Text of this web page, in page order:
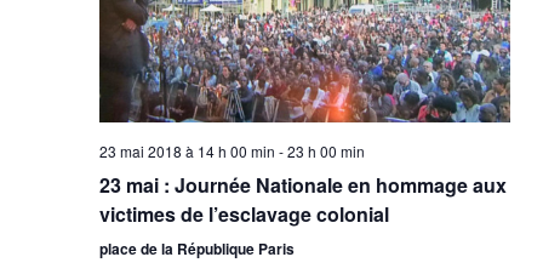
23 mai 2018 à 14 h 00 min -23 h 00 min
23 mai : Journée Nationale en hommage aux
victimes de l’esclavage colonial
place de la République Paris